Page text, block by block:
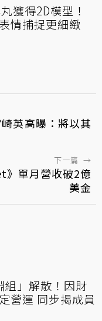
獲得2D模型！
情捕捉更細緻
英高曝：將以其
下一篇 →
》單月營收破2億
美金
組」解散！因財
營運 同步揭成員